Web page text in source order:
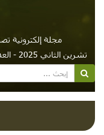
مجلة إلكترونية
تشرين الثاني 2025 - العدد 180 (2025-11-01)